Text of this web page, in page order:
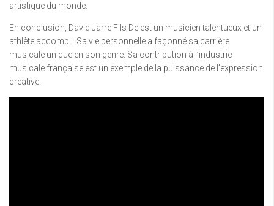
artistique du monde.
En conclusion, David Jarre Fils De est un musicien talentueux et un
athlète accompli. Sa vie personnelle a façonné sa carrière
musicale unique en son genre. Sa contribution à l’industrie
musicale française est un exemple de la puissance de l’expression
créative.